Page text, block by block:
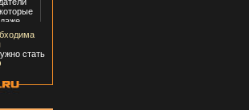
стать